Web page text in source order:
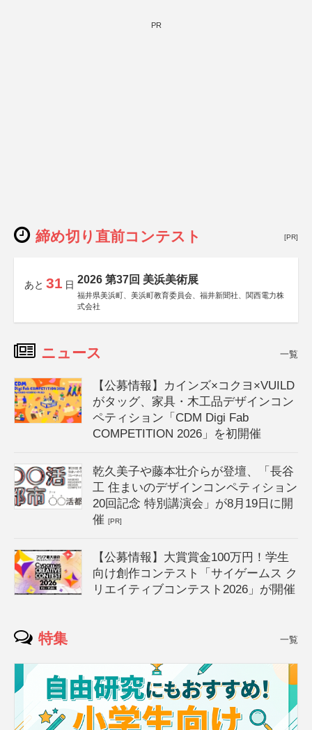
PR
締め切り直前コンテスト [PR]
あと 31 日 2026 第37回 美浜美術展
福井県美浜町、美浜町教育委員会、福井新聞社、関西電力株
式会社
ニュース 一覧
【公募情報】カインズ×コクヨ×VUILD
がタッグ、家具・木工品デザインコン
ペティション「CDM Digi Fab
COMPETITION 2026」を初開催
乾久美子や藤本壮介らが登壇、「長谷
工 住まいのデザインコンペティション
20回記念 特別講演会」が8月19日に開
催[PR]
【公募情報】大賞賞金100万円！学生
向け創作コンテスト「サイゲームス ク
リエイティブコンテスト2026」が開催
特集 一覧